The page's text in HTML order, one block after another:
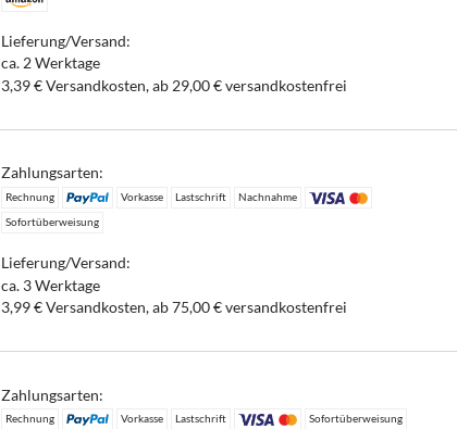
Lieferung/Versand:
ca. 2 Werktage
3,39 € Versandkosten, ab 29,00 € versandkostenfrei
Zahlungsarten:
Rechnung Vorkasse Lastschrift
Nachnahme
Sofortüberweisung
Lieferung/Versand:
ca. 3 Werktage
3,99 € Versandkosten, ab 75,00 € versandkostenfrei
Zahlungsarten:
Rechnung Vorkasse Lastschrift Sofortüberweisung